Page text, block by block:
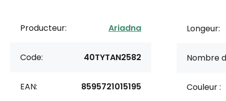
Producteur: Ariadna
Code: 40TYTAN2582
EAN: 8595721015195
Longeur:
Nombre
Couleur :